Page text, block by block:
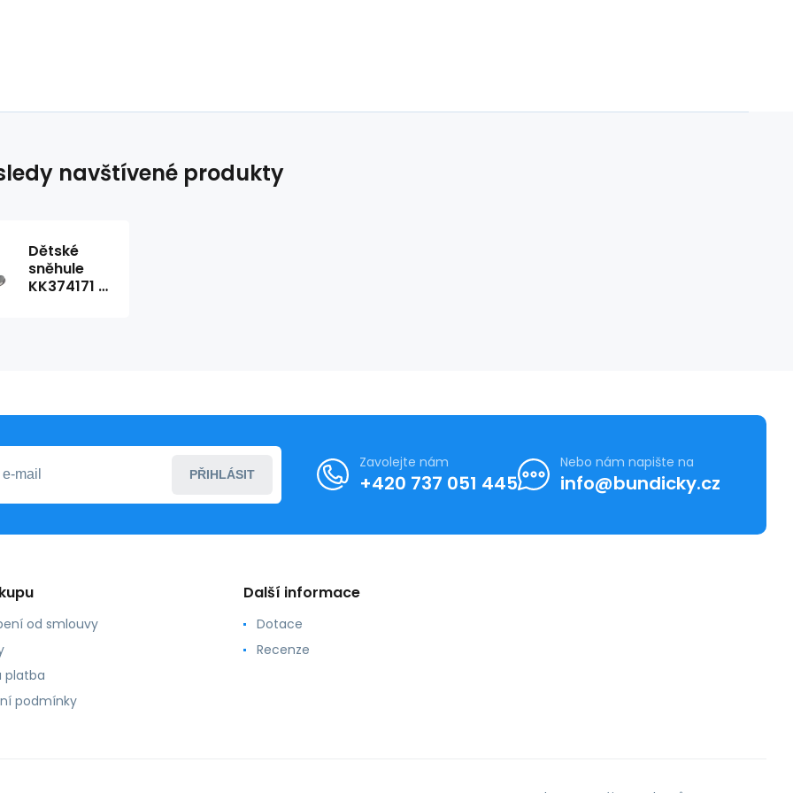
navštívené produkty
Dětské
sněhule
KK374171 -
PŘIHLÁSIT
Zavolejte nám
+420 737 051 445
Nebo nám napište na
info@bundicky.cz
od smlouvy
platba
podmínky
Další informace
Dotace
Recenze